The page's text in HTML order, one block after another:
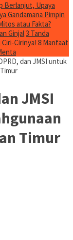
Berlanjut, Upaya
Gandamana Pimpin
atau Fakta?
Ginjal3 Tanda
Ciri-Cirinya! 8 Manfaat
dan JMSI untuk
JMSI
Timur